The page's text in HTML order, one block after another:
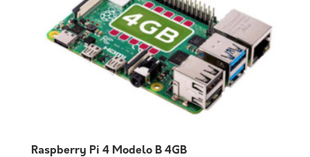
Raspberry Pi 4 Modelo B 4GB